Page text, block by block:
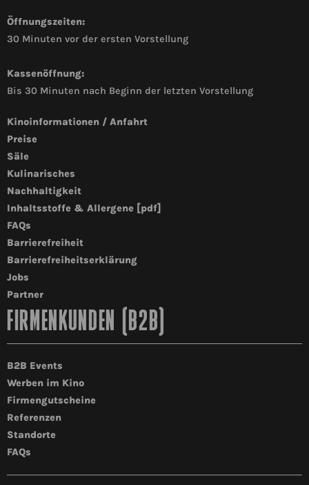
Öffnungszeiten:
30 Minuten vor der ersten Vorstellung
Kassenöffnung:
Bis 30 Minuten nach Beginn der letzten Vorstellung
Kinoinformationen / Anfahrt
Preise
Säle
Kulinarisches
Nachhaltigkeit
Inhaltsstoffe & Allergene [pdf]
FAQs
Barrierefreiheit
Barrierefreiheitserklärung
Jobs
Partner
FIRMENKUNDEN (B2B)
B2B Events
Werben im Kino
Firmengutscheine
Referenzen
Standorte
FAQs